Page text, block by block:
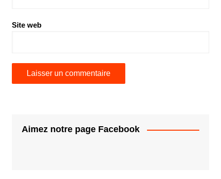
Site web
Aimez notre page Facebook